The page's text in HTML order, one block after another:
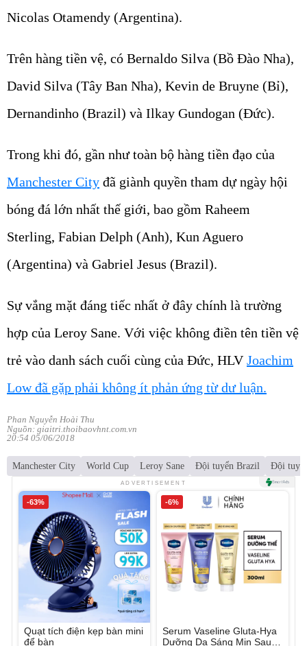
Nicolas Otamendy (Argentina).
Trên hàng tiền vệ, có Bernaldo Silva (Bồ Đào Nha),
David Silva (Tây Ban Nha), Kevin de Bruyne (Bỉ),
Dernandinho (Brazil) và Ilkay Gundogan (Đức).
Trong khi đó, gần như toàn bộ hàng tiền đạo của
Manchester City đã giành quyền tham dự ngày hội
bóng đá lớn nhất thế giới, bao gồm Raheem
Sterling, Fabian Delph (Anh), Kun Aguero
(Argentina) và Gabriel Jesus (Brazil).
Sự vắng mặt đáng tiếc nhất ở đây chính là trường
hợp của Leroy Sane. Với việc không điền tên tiền vệ
trẻ vào danh sách cuối cùng của Đức, HLVJoachim
Low đã gặp phải không ít phản ứng từ dư luận.
Phan Nguyễn Hoài Thu
Nguồn: giaitri.thoibaovhnt.com.vn
20:54 05/06/2018
Manchester City World Cup Leroy Sane Đội tuyển Brazil Đội
ADVERTISEMENT
-63%
Quạt tích điện kẹp bàn mini
để bàn
-6%
Serum Vaseline Gluta-Hya
Dưỡng Da Sáng Mịn Sau 7